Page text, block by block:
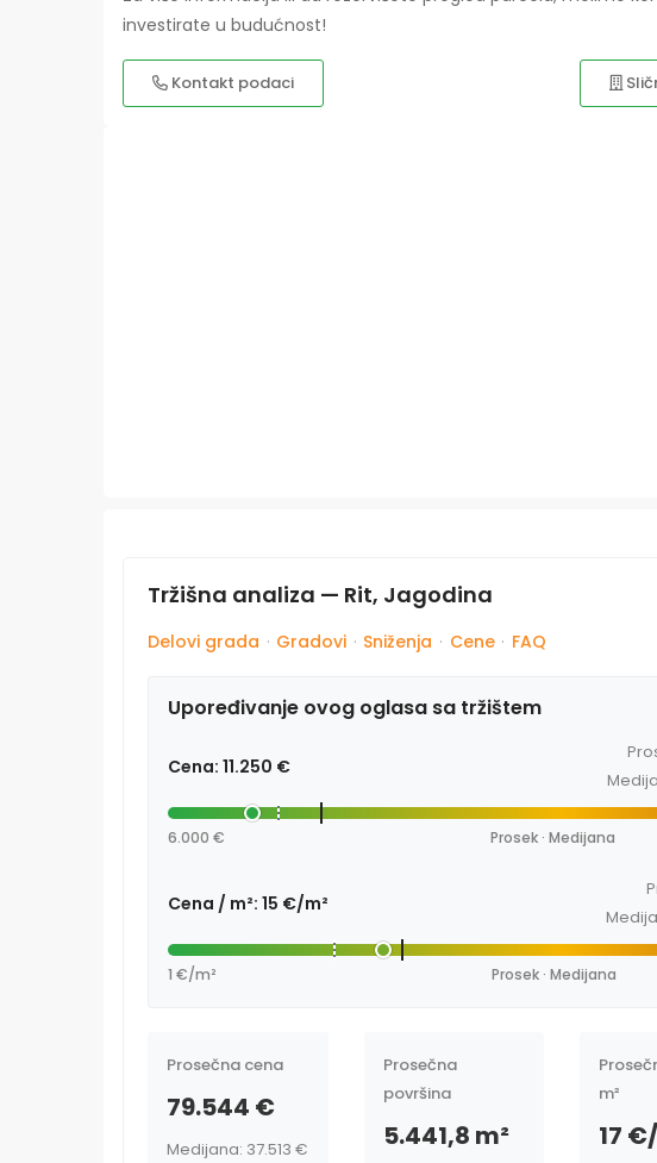
investirate u budućnost!
Kontakt podaci
Tržišna analiza — Rit, Jagodina
Delovi grada · Gradovi · Sniženja · Cene · FAQ
Upoređivanje ovog oglasa sa tržištem
Cena: 11.250 €
6.000 € Prosek · Medijana
Cena / m²: 15 €/m²
1 €/m² Prosek · Medijana
Prosečna cena
79.544 €
Medijana: 37.513 €
Prosečna
površina
5.441,8 m²
m²
17